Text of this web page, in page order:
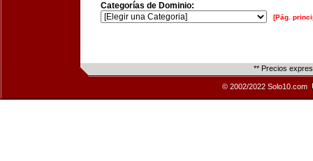
Categorías de Dominio:
[Pág.
** Precios
© 2002/2022 Solo10.com